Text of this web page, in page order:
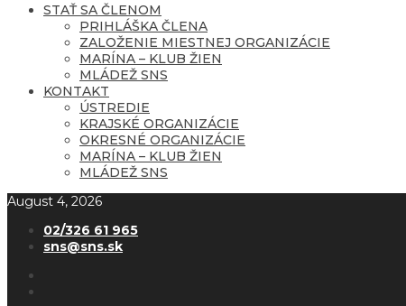
STAŤ SA ČLENOM
PRIHLÁŠKA ČLENA
ZALOŽENIE MIESTNEJ ORGANIZÁCIE
MARÍNA – KLUB ŽIEN
MLÁDEŽ SNS
KONTAKT
ÚSTREDIE
KRAJSKÉ ORGANIZÁCIE
OKRESNÉ ORGANIZÁCIE
MARÍNA – KLUB ŽIEN
MLÁDEŽ SNS
August 4, 2026
02/326 61 965
sns@sns.sk